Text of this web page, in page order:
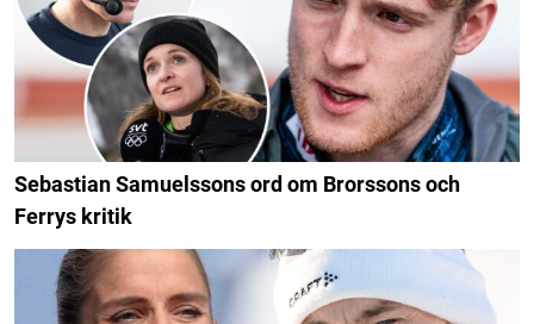
Sebastian Samuelssons ord om Brorssons och
Ferrys kritik